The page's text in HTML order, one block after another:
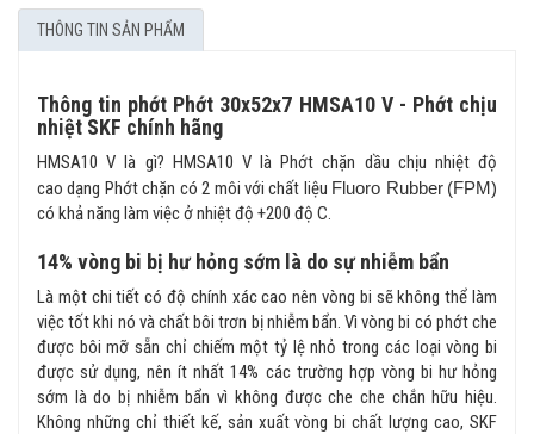
THÔNG TIN SẢN PHẨM
Thông tin phớt Phớt 30x52x7 HMSA10 V - Phớt chịu
nhiệt SKF chính hãng
HMSA10 V là gì? HMSA10 V là Phớt chặn dầu chịu nhiệt độ
cao dạng Phớt chặn có 2 môi với chất liệu Fluoro Rubber (FPM)
có khả năng làm việc ở nhiệt độ +200 độ C.
14% vòng bi bị hư hỏng sớm là do sự nhiễm bẩn
Là một chi tiết có độ chính xác cao nên vòng bi sẽ không thể làm
việc tốt khi nó và chất bôi trơn bị nhiễm bẩn. Vì vòng bi có phớt che
được bôi mỡ sẵn chỉ chiếm một tỷ lệ nhỏ trong các loại vòng bi
được sử dụng, nên ít nhất 14% các trường hợp vòng bi hư hỏng
sớm là do bị nhiễm bẩn vì không được che che chắn hữu hiệu.
Không những chỉ thiết kế, sản xuất vòng bi chất lượng cao, SKF